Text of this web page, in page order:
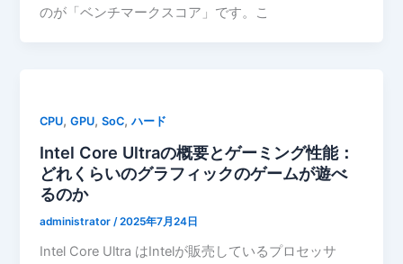
のが「ベンチマークスコア」です。こ
CPU,GPU,SoC,ハード
Intel Core Ultraの概要とゲーミング性能：
どれくらいのグラフィックのゲームが遊べ
るのか
administrator/2025年7月24日
Intel Core Ultra はIntelが販売しているプロセッサ